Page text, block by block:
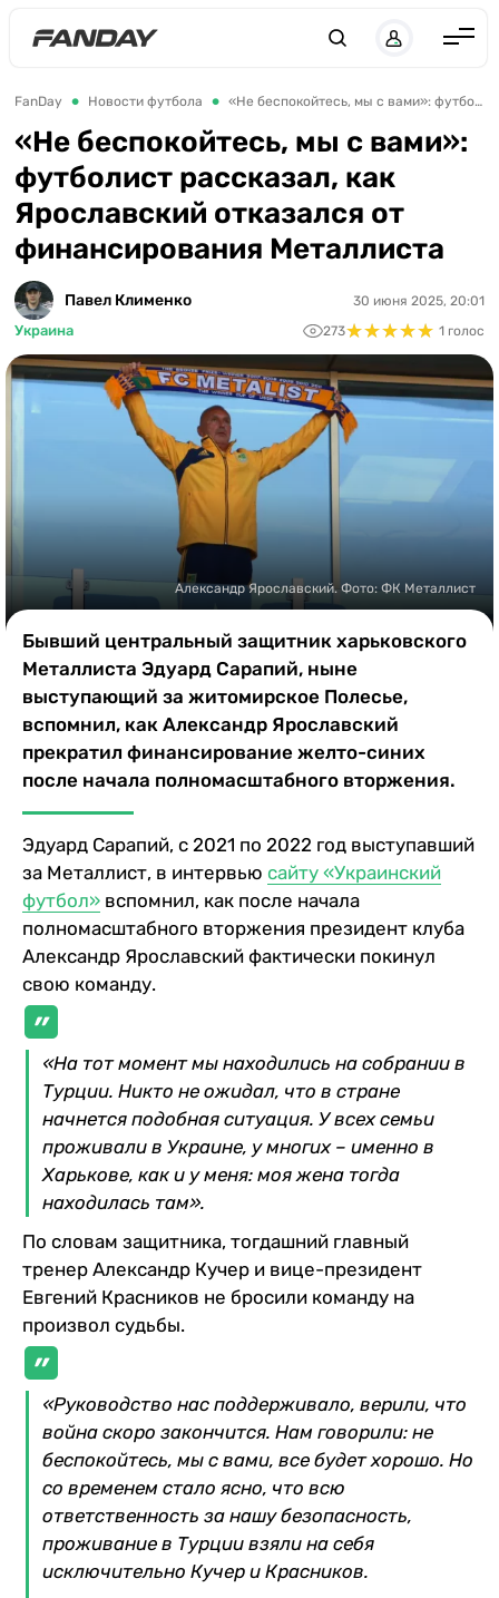
Англия
Испания
Германия
Италия
Франция
ЛЕ
ЧЕ-2028
Букмекеры
Казино
FanDay Новости футбола «Не беспокойтесь, мы с вами»: футболист рассказал, как Ярославский отказался от финансирования Металлиста
«Не беспокойтесь, мы с вами»:
футболист рассказал, как
Ярославский отказался от
финансирования Металлиста
Павел Клименко
Украина
30 июня 2025, 20:01
273★★★★★
★★★★★ 1 голос
Александр Ярославский. Фото: ФК Металлист
Бывший центральный защитник харьковского
Металлиста Эдуард Сарапий, ныне
выступающий за житомирское Полесье,
вспомнил, как Александр Ярославский
прекратил финансирование желто-синих
после начала полномасштабного вторжения.
Эдуард Сарапий, с 2021 по 2022 год выступавший
за Металлист, в интервью сайту «Украинский
футбол» вспомнил, как после начала
полномасштабного вторжения президент клуба
Александр Ярославский фактически покинул
свою команду.
«На тот момент мы находились на собрании в
Турции. Никто не ожидал, что в стране
начнется подобная ситуация. У всех семьи
проживали в Украине, у многих – именно в
Харькове, как и у меня: моя жена тогда
находилась там».
По словам защитника, тогдашний главный
тренер Александр Кучер и вице-президент
Евгений Красников не бросили команду на
произвол судьбы.
«Руководство нас поддерживало, верили, что
война скоро закончится. Нам говорили: не
беспокойтесь, мы с вами, все будет хорошо. Но
со временем стало ясно, что всю
ответственность за нашу безопасность,
проживание в Турции взяли на себя
исключительно Кучер и Красников.